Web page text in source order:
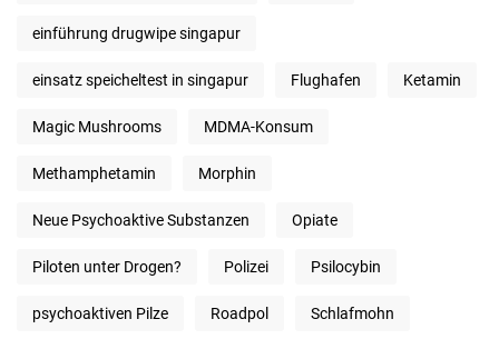
einführung drugwipe singapur
einsatz speicheltest in singapur Flughafen Ketamin
Magic Mushrooms MDMA-Konsum
Methamphetamin Morphin
Neue Psychoaktive Substanzen Opiate
Piloten unter Drogen? Polizei Psilocybin
psychoaktiven Pilze Roadpol Schlafmohn